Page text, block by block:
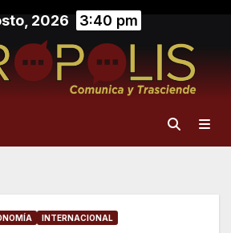
2026 3:40 pm
INTERNACIONAL